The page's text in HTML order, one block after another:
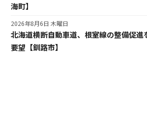
海町】
北海道横断自動車道、根室線の整備促
要望【釧路市】
2026年8月6日 木曜日